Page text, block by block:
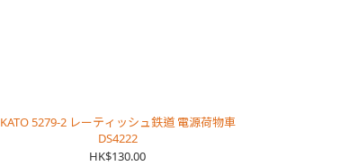
KATO 5279-2 レーティッシュ鉄道 電源荷物車
DS4222
HK$130.00